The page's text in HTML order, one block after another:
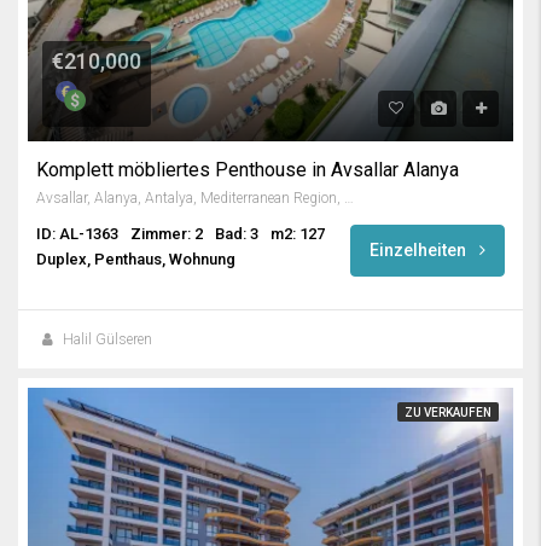
€210,000
Komplett möbliertes Penthouse in Avsallar Alanya
Avsallar, Alanya, Antalya, Mediterranean Region, Turkey
ID: AL-1363 Zimmer: 2 Bad: 3
m2: 127
Duplex, Penthaus, Wohnung
Einzelheiten
Halil Gülseren
ZU VERKAUFEN